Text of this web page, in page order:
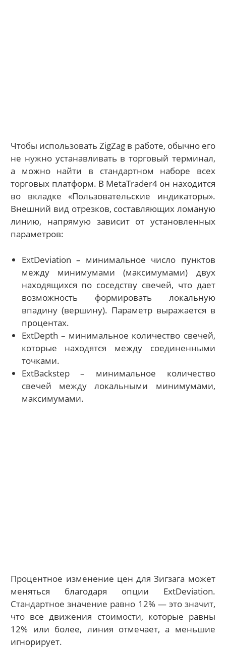
Чтобы использовать ZigZag в работе, обычно его
не нужно устанавливать в торговый терминал,
а можно найти в стандартном наборе всех
торговых платформ. В MetaTrader4 он находится
во вкладке «Пользовательские индикаторы».
Внешний вид отрезков, составляющих ломаную
линию, напрямую зависит от установленных
параметров:
ExtDeviation – минимальное число пунктов
между минимумами (максимумами) двух
находящихся по соседству свечей, что дает
возможность формировать локальную
впадину (вершину). Параметр выражается в
процентах.
ExtDepth – минимальное количество свечей,
которые находятся между соединенными
точками.
ExtBackstep – минимальное количество
свечей между локальными минимумами,
максимумами.
Процентное изменение цен для Зигзага может
меняться благодаря опции ExtDeviation.
Стандартное значение равно 12% — это значит,
что все движения стоимости, которые равны
12% или более, линия отмечает, а меньшие
игнорирует.